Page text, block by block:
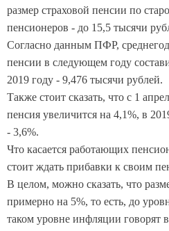
размер страховой пенсии по
пенсионеров - до 15,5 тысячи
Согласно данным ПФР,
пенсии в следующем году
2019 году - 9,476 тысячи рублей.
Также стоит сказать, что с 1
пенсия увеличится на 4,1%, в
- 3,6%.
Что касается работающих
стоит ждать прибавки к своим
В целом, можно сказать, что
примерно на 5%, то есть, до
таком уровне инфляции говорят